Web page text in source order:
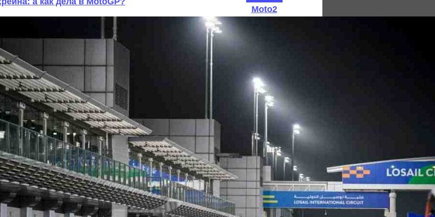
Moto2
Архив: GP125
Архив результатов MotoGP за 2025 год
Результаты MotoGP 2026 года
MotoGP: Фотографии
Календарь MotoGP 2026
Сегодня: 06/08/2026
Новости MXGP
Тест-драйвы мотоциклов
Фотографии мотоциклов